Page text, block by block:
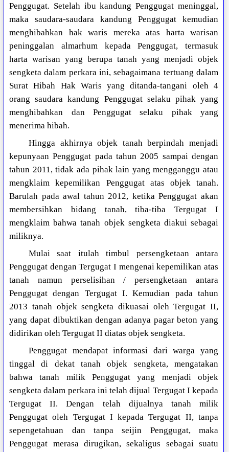
Penggugat. Setelah ibu kandung Penggugat meninggal,
maka saudara-saudara kandung Penggugat kemudian
menghibahkan hak waris mereka atas harta warisan
peninggalan almarhum kepada Penggugat, termasuk
harta warisan yang berupa tanah yang menjadi objek
sengketa dalam perkara ini, sebagaimana tertuang dalam
Surat Hibah Hak Waris yang ditanda-tangani oleh 4
orang saudara kandung Penggugat selaku pihak yang
menghibahkan dan Penggugat selaku pihak yang
menerima hibah.
Hingga akhirnya objek tanah berpindah menjadi
kepunyaan Penggugat pada tahun 2005 sampai dengan
tahun 2011, tidak ada pihak lain yang mengganggu atau
mengklaim kepemilikan Penggugat atas objek tanah.
Barulah pada awal tahun 2012, ketika Penggugat akan
membersihkan bidang tanah, tiba-tiba Tergugat I
mengklaim bahwa tanah objek sengketa diakui sebagai
miliknya.
Mulai saat itulah timbul persengketaan antara
Penggugat dengan Tergugat I mengenai kepemilikan atas
tanah namun perselisihan / persengketaan antara
Penggugat dengan Tergugat I. Kemudian pada tahun
2013 tanah objek sengketa dikuasai oleh Tergugat II,
yang dapat dibuktikan dengan adanya pagar beton yang
didirikan oleh Tergugat II diatas objek sengketa.
Penggugat mendapat informasi dari warga yang
tinggal di dekat tanah objek sengketa, mengatakan
bahwa tanah milik Penggugat yang menjadi objek
sengketa dalam perkara ini telah dijual Tergugat I kepada
Tergugat II. Dengan telah dijualnya tanah milik
Penggugat oleh Tergugat I kepada Tergugat II, tanpa
sepengetahuan dan tanpa seijin Penggugat, maka
Penggugat merasa dirugikan, sekaligus sebagai suatu